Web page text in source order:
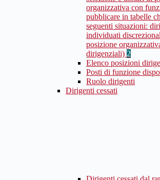
organizzativa con
pubblicare in tabelle
seguenti situazioni:
individuati
posizione
dirigenziali) 2
Elenco posizioni
Posti di funzione
Ruolo dirigenti
Dirigenti cessati